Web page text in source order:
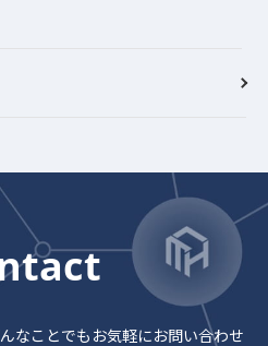
なことでもお気軽にお問い合わせ